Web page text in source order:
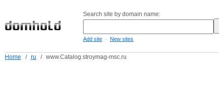
Search site by domain name:
Add site - New sites
Home / ru / www.Catalog.stroymag-msc.ru